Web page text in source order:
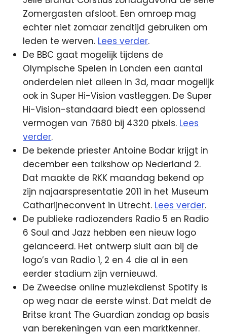
Zomergasten afsloot. Een omroep mag
echter niet zomaar zendtijd gebruiken om
leden te werven. Lees verder.
De BBC gaat mogelijk tijdens de
Olympische Spelen in Londen een aantal
onderdelen niet alleen in 3d, maar mogelijk
ook in Super Hi-Vision vastleggen. De Super
Hi-Vision-standaard biedt een oplossend
vermogen van 7680 bij 4320 pixels. Lees
verder.
De bekende priester Antoine Bodar krijgt in
december een talkshow op Nederland 2.
Dat maakte de RKK maandag bekend op
zijn najaarspresentatie 2011 in het Museum
Catharijneconvent in Utrecht. Lees verder.
De publieke radiozenders Radio 5 en Radio
6 Soul and Jazz hebben een nieuw logo
gelanceerd. Het ontwerp sluit aan bij de
logo’s van Radio 1, 2 en 4 die al in een
eerder stadium zijn vernieuwd.
De Zweedse online muziekdienst Spotify is
op weg naar de eerste winst. Dat meldt de
Britse krant The Guardian zondag op basis
van berekeningen van een marktkenner.